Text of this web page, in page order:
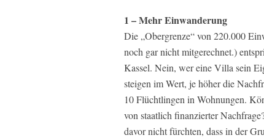
1 – Mehr Einwanderung
Die „Obergrenze“ von 220.000
noch gar nicht mitgerechnet.)
Kassel. Nein, wer eine Villa sein
steigen im Wert, je höher die
10 Flüchtlingen in Wohnungen.
von staatlich finanzierter
davor nicht fürchten, dass in der